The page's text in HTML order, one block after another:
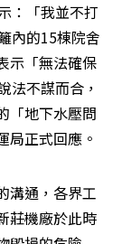
：「我並不打
內的15棟院舍
示「無法確保
法不謀而合，
「地下水壓問
局正式回應。
溝通，各界工
莊機廠於此時